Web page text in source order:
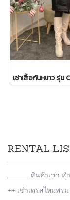
RENTAL
________สินค้าเช่า ส
++ เช่าเดรสไหมพรม